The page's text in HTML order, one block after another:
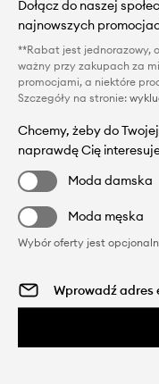
Dołącz do naszej
najnowszych
**Rabat jest jednorazowy,
ważny przy zakupach za
promocjami, a niektóre
Szczegóły na stronie:
Chcemy, żeby do
naprawdę Cię
Moda damska
Moda męska
Wybór oferty jest